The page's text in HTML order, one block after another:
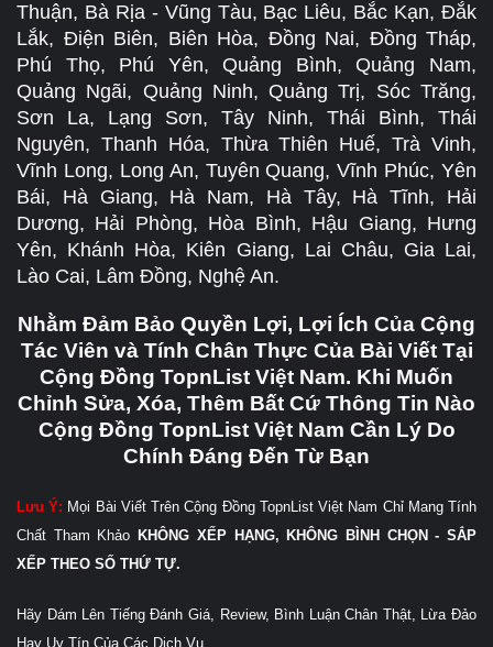
Thuận, Bà Rịa - Vũng Tàu, Bạc Liêu, Bắc Kạn, Đắk
Lắk, Điện Biên, Biên Hòa, Đồng Nai, Đồng Tháp,
Phú Thọ, Phú Yên, Quảng Bình, Quảng Nam,
Quảng Ngãi, Quảng Ninh, Quảng Trị, Sóc Trăng,
Sơn La, Lạng Sơn, Tây Ninh, Thái Bình, Thái
Nguyên, Thanh Hóa, Thừa Thiên Huế, Trà Vinh,
Vĩnh Long, Long An, Tuyên Quang, Vĩnh Phúc, Yên
Bái, Hà Giang, Hà Nam, Hà Tây, Hà Tĩnh, Hải
Dương, Hải Phòng, Hòa Bình, Hậu Giang, Hưng
Yên, Khánh Hòa, Kiên Giang, Lai Châu, Gia Lai,
Lào Cai, Lâm Đồng, Nghệ An.
Nhằm Đảm Bảo Quyền Lợi, Lợi Ích Của Cộng
Tác Viên và Tính Chân Thực Của Bài Viết Tại
Cộng Đồng TopnList Việt Nam. Khi Muốn
Chỉnh Sửa, Xóa, Thêm Bất Cứ Thông Tin Nào
Cộng Đồng TopnList Việt Nam Cần Lý Do
Chính Đáng Đến Từ Bạn
Lưu Ý: Mọi Bài Viết Trên Cộng Đồng TopnList Việt Nam Chỉ Mang Tính
Chất Tham Khảo KHÔNG XẾP HẠNG, KHÔNG BÌNH CHỌN - SẮP
XẾP THEO SỐ THỨ TỰ.
Hãy Dám Lên Tiếng Đánh Giá, Review, Bình Luận Chân Thật, Lừa Đảo
Hay Uy Tín Của Các Dịch Vụ.